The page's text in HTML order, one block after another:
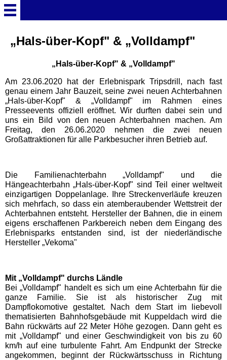
Startseite
Deutschland Überschrift
Freizeitparks
Baden-Württemberg
Freizeitparks
Europa-Park
Funny-World
Steinwasen Park
Tatzmania
Traumland auf der
Bärenhöhle
„Hals-über-Kopf" & „Volldampf"
„Hals-über-Kopf" & „Volldampf"
Am 23.06.2020 hat der Erlebnispark Tripsdrill, nach fast
genau einem Jahr Bauzeit, seine zwei neuen Achterbahnen
„Hals-über-Kopf" & „Volldampf" im Rahmen eines
Presseevents offiziell eröffnet. Wir durften dabei sein und
uns ein Bild von den neuen Achterbahnen machen. Am
Freitag, den 26.06.2020 nehmen die zwei neuen
Großattraktionen für alle Parkbesucher ihren Betrieb auf.
Die Familienachterbahn „Volldampf" und die
Hängeachterbahn „Hals-über-Kopf" sind Teil einer weltweit
einzigartigen Doppelanlage. Ihre Streckenverläufe kreuzen
sich mehrfach, so dass ein atemberaubender Wettstreit der
Achterbahnen entsteht. Hersteller der Bahnen, die in einem
eigens erschaffenen Parkbereich neben dem Eingang des
Erlebnisparks entstanden sind, ist der niederländische
Hersteller „Vekoma"
Mit „Volldampf" durchs Ländle
Bei „Volldampf" handelt es sich um eine Achterbahn für die
ganze Familie. Sie ist als historischer Zug mit
Dampflokomotive gestaltet. Nach dem Start im liebevoll
thematisierten Bahnhofsgebäude mit Kuppeldach wird die
Bahn rückwärts auf 22 Meter Höhe gezogen. Dann geht es
mit „Volldampf" und einer Geschwindigkeit von bis zu 60
km/h auf eine turbulente Fahrt. Am Endpunkt der Strecke
angekommen, beginnt der Rückwärtsschuss in Richtung